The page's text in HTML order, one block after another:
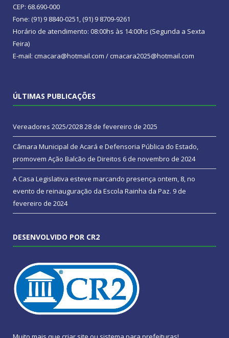
CEP: 68.690-000
Fone: (91) 9 8840-0251, (91) 9 8709-9261
Horário de atendimento: 08:00hs às 14:00hs (Segunda a Sexta
Feira)
E-mail: cmacara@hotmail.com / cmacara2025@hotmail.com
ÚLTIMAS PUBLICAÇÕES
Vereadores 2025/202828 de fevereiro de 2025
Câmara Municipal de Acará e Defensoria Pública do Estado,
promovem Ação Balcão de Direitos 6 de novembro de 2024
A Casa Legislativa esteve marcando presença ontem, 8, no
evento de reinauguração da Escola Rainha da Paz. 9 de
fevereiro de 2024
DESENVOLVIDO POR CR2